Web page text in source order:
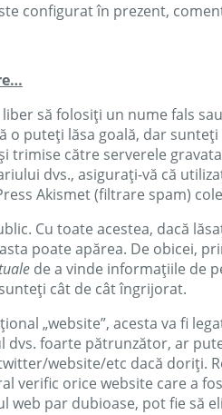
configurat în prezent,
să folosiți un nume fals
o puteți lăsa goală, dar
trimise către serverele
dvs., asigurați-vă că
Akismet (filtrare spam)
Cu toate acestea, dacă
poate apărea. De obicei,
de a vinde informațiile de
cât de cât îngrijorat.
„website”, acesta va fi
foarte pătrunzător, ar
website/etc dacă doriți.
verific orice website care
web par dubioase, pot fie să